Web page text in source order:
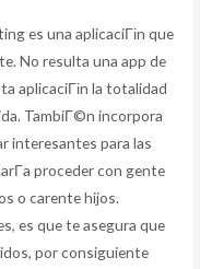
es una aplicaciГіn que
No resulta una app de
aplicaciГіn la totalidad
TambiГ©n incorpora
interesantes para las
proceder con gente
o carente hijos.
es que te asegura que
por consiguiente